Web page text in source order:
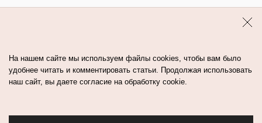
На нашем сайте мы используем файлы cookies, чтобы вам было
удобнее читать и комментировать статьи. Продолжая использовать
наш сайт, вы даете согласие на обработку cookie.